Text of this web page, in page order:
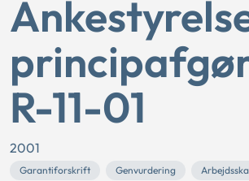
R-11-01
2001
Garantiforskrift Genvurdering